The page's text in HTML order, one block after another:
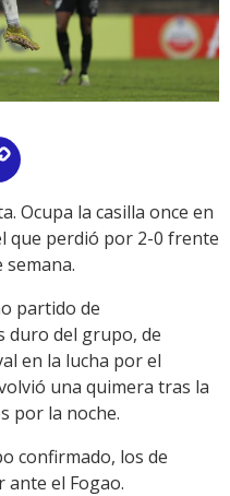
Link
Ocupa la casilla once en
que perdió por 2-0 frente
partido de
duro del grupo, de
en la lucha por el
una quimera tras la
por la noche.
confirmado, los de
ante el Fogao.